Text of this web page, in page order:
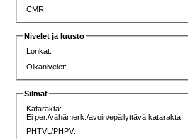
CMR:
Nivelet ja luusto
Lonkat:
Olkanivelet:
Silmät
Katarakta:
Ei per./vähämerk./avoin/epäilyttävä katarakta:
PHTVL/PHPV: